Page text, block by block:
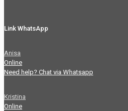
Link WhatsApp
Anisa
Online
Need help? Chat via Whatsapp
Kristina
Online